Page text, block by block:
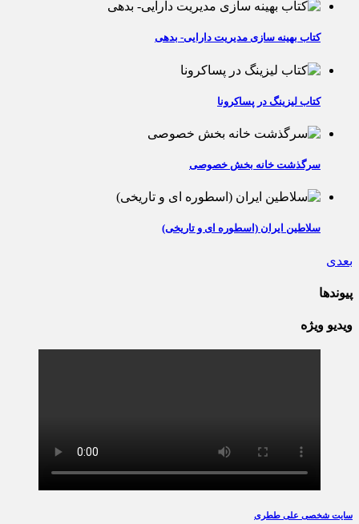
کتاب بهینه سازی مدیریت دارایی- بدهی
کتاب لیزینگ در پساکرونا
سرگذشت خانه بخش خصوصی
سلاطین ایران (اسطوره ای و تاریخی)
بعدی
پیوندها
ویدیو ویژه
سایت شخصی علی ططری